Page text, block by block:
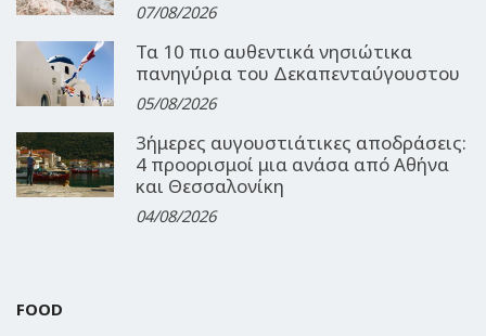
07/08/2026
Τα 10 πιο αυθεντικά νησιώτικα
πανηγύρια του Δεκαπενταύγουστου
05/08/2026
3ήμερες αυγουστιάτικες αποδράσεις:
4 προορισμοί μια ανάσα από Αθήνα
και Θεσσαλονίκη
04/08/2026
FOOD